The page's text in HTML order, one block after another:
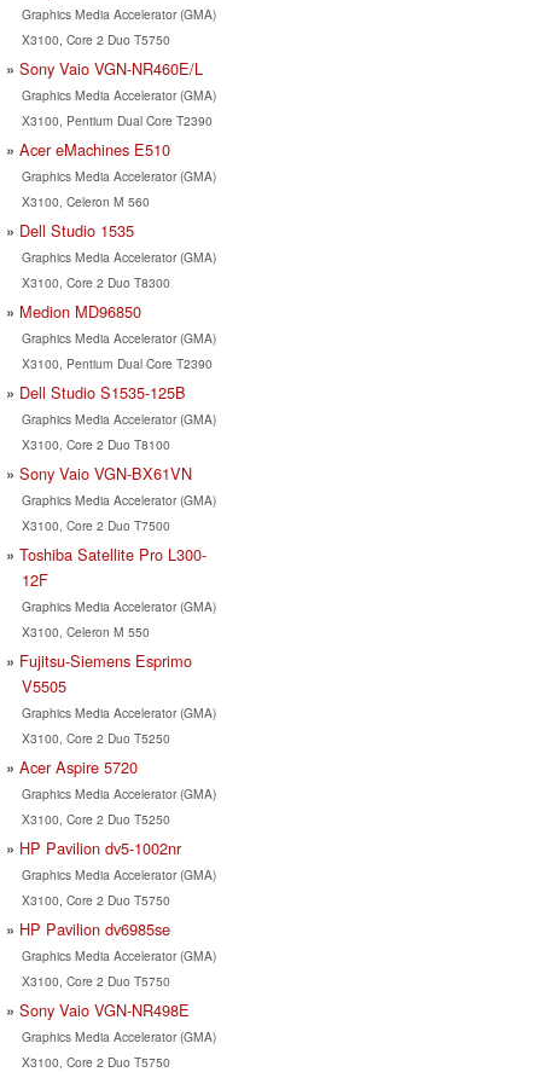
Graphics Media Accelerator (GMA)
X3100, Core 2 Duo T5750
Sony Vaio VGN-NR460E/L
Graphics Media Accelerator (GMA)
X3100, Pentium Dual Core T2390
Acer eMachines E510
Graphics Media Accelerator (GMA)
X3100, Celeron M 560
Dell Studio 1535
Graphics Media Accelerator (GMA)
X3100, Core 2 Duo T8300
Medion MD96850
Graphics Media Accelerator (GMA)
X3100, Pentium Dual Core T2390
Dell Studio S1535-125B
Graphics Media Accelerator (GMA)
X3100, Core 2 Duo T8100
Sony Vaio VGN-BX61VN
Graphics Media Accelerator (GMA)
X3100, Core 2 Duo T7500
Toshiba Satellite Pro L300-
12F
Graphics Media Accelerator (GMA)
X3100, Celeron M 550
Fujitsu-Siemens Esprimo
V5505
Graphics Media Accelerator (GMA)
X3100, Core 2 Duo T5250
Acer Aspire 5720
Graphics Media Accelerator (GMA)
X3100, Core 2 Duo T5250
HP Pavilion dv5-1002nr
Graphics Media Accelerator (GMA)
X3100, Core 2 Duo T5750
HP Pavilion dv6985se
Graphics Media Accelerator (GMA)
X3100, Core 2 Duo T5750
Sony Vaio VGN-NR498E
Graphics Media Accelerator (GMA)
X3100, Core 2 Duo T5750